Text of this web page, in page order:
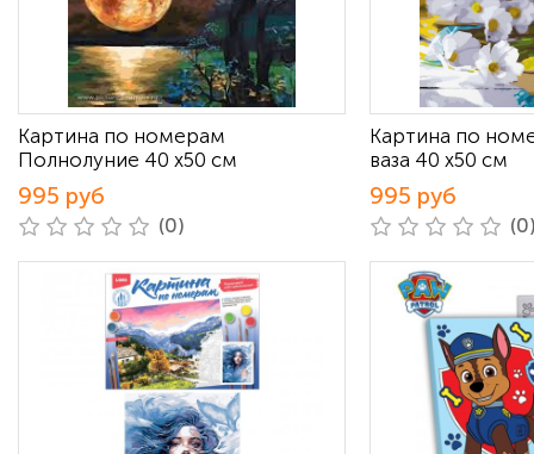
Картина по номерам
Полнолуние 40 х50 см
995 руб
(0)
Картина по
ваза 40 х50 см
995 руб